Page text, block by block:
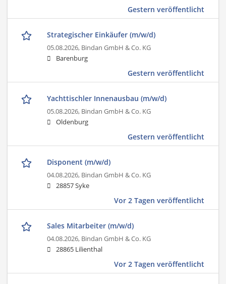
Gestern veröffentlicht
Strategischer Einkäufer (m/w/d)
05.08.2026, Bindan GmbH & Co. KG
Barenburg
Gestern veröffentlicht
Yachttischler Innenausbau (m/w/d)
05.08.2026, Bindan GmbH & Co. KG
Oldenburg
Gestern veröffentlicht
Disponent (m/w/d)
04.08.2026, Bindan GmbH & Co. KG
28857 Syke
Vor 2 Tagen veröffentlicht
Sales Mitarbeiter (m/w/d)
04.08.2026, Bindan GmbH & Co. KG
28865 Lilienthal
Vor 2 Tagen veröffentlicht